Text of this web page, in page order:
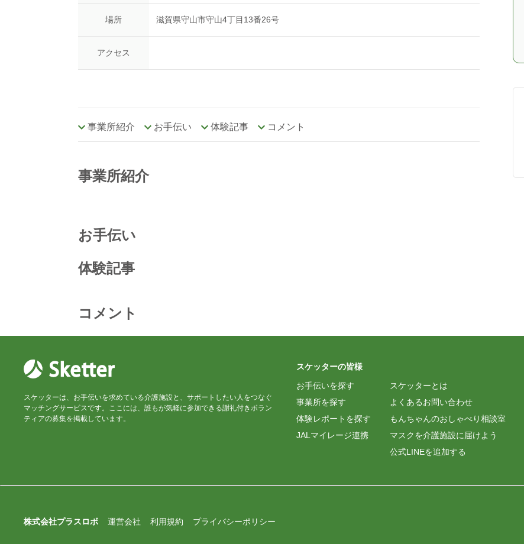
場所 滋賀県守山市守山4丁目13番26号
アクセス
事業所紹介 お手伝い 体験記事 コメント
事業所紹介
お手伝い
体験記事
コメント
スケッターは、お手伝いを求めている介護施設と、サポートしたい人をつなぐ
マッチングサービスです。ここには、誰もが気軽に参加できる謝礼付きボラン
ティアの募集を掲載しています。
スケッターの皆様
お手伝いを探す
事業所を探す
体験レポートを探す
JALマイレージ連携
スケッターとは
よくあるお問い合わせ
もんちゃんのおしゃべり相談室
マスクを介護施設に届けよう
公式LINEを追加する
株式会社プラスロボ 運営会社 利用規約 プライバシーポリシー